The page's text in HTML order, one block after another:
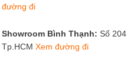
đường đi
Showroom Bình Thạnh: Số
Tp.HCM Xem đường đi